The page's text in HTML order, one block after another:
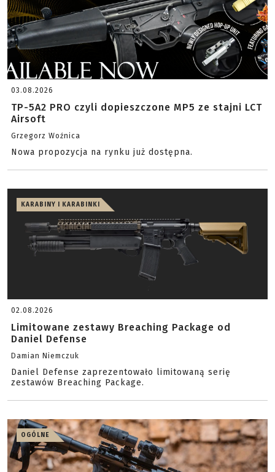
03.08.2026
TP-5A2 PRO czyli dopieszczone MP5 ze stajni LCT
Airsoft
Grzegorz Woźnica
Nowa propozycja na rynku już dostępna.
KARABINY I KARABINKI
02.08.2026
Limitowane zestawy Breaching Package od
Daniel Defense
Damian Niemczuk
Daniel Defense zaprezentowało limitowaną serię
zestawów Breaching Package.
OGÓLNE